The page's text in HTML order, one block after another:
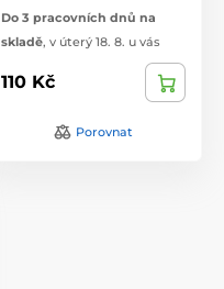
Do 3 pracovních dnů na
skladě, v úterý 18. 8. u vás
110 Kč
Porovnat